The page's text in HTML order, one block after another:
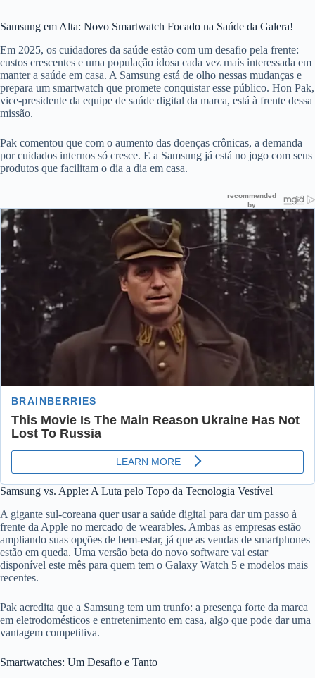
Samsung em Alta: Novo Smartwatch Focado na Saúde da Galera!
Em 2025, os cuidadores da saúde estão com um desafio pela frente:
custos crescentes e uma população idosa cada vez mais interessada em
manter a saúde em casa. A Samsung está de olho nessas mudanças e
prepara um smartwatch que promete conquistar esse público. Hon Pak,
vice-presidente da equipe de saúde digital da marca, está à frente dessa
missão.
Pak comentou que com o aumento das doenças crônicas, a demanda
por cuidados internos só cresce. E a Samsung já está no jogo com seus
produtos que facilitam o dia a dia em casa.
Samsung vs. Apple: A Luta pelo Topo da Tecnologia Vestível
A gigante sul-coreana quer usar a saúde digital para dar um passo à
frente da Apple no mercado de wearables. Ambas as empresas estão
ampliando suas opções de bem-estar, já que as vendas de smartphones
estão em queda. Uma versão beta do novo software vai estar
disponível este mês para quem tem o Galaxy Watch 5 e modelos mais
recentes.
Pak acredita que a Samsung tem um trunfo: a presença forte da marca
em eletrodomésticos e entretenimento em casa, algo que pode dar uma
vantagem competitiva.
Smartwatches: Um Desafio e Tanto